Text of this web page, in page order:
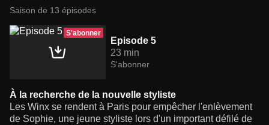
Saison de 13 épisodes
S'abonner
Episode 5
23 min
S'abonner
À la recherche de la nouvelle styliste
Les Winx se rendent à Paris pour empêcher l'enlèvement
de Sophie, une jeune styliste lors d'un important défilé de